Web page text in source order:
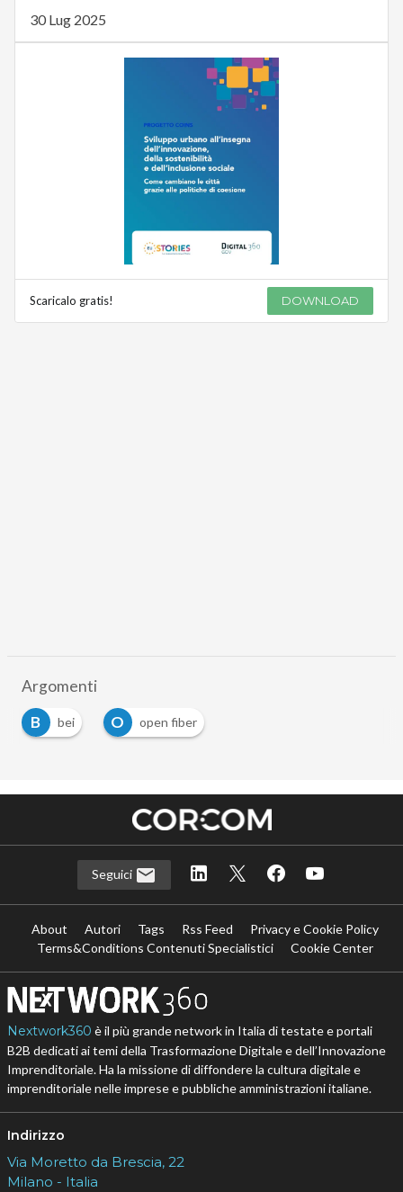
30 Lug 2025
Scaricalo gratis! DOWNLOAD
Argomenti
B
bei O open fiber
Seguici
About Autori Tags Rss Feed
Privacy e Cookie Policy
Terms&Conditions Contenuti Specialistici
Cookie Center
Nextwork360 è il più grande network in Italia di testate e portali
B2B dedicati ai temi della Trasformazione Digitale e dell’Innovazione
Imprenditoriale. Ha la missione di diffondere la cultura digitale e
imprenditoriale nelle imprese e pubbliche amministrazioni italiane.
Indirizzo
Via Moretto da Brescia, 22
Milano - Italia